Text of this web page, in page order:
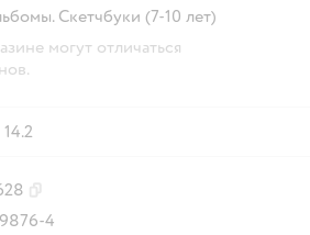
Скетчбуки (7-10 лет)
могут отличаться
14.2
4